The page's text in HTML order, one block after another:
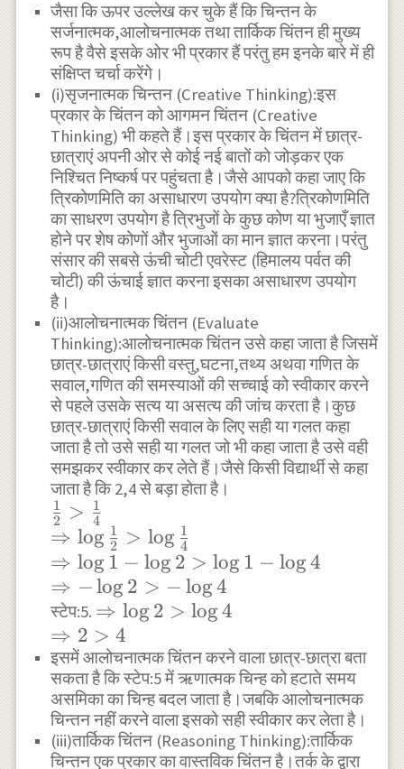
जैसा कि ऊपर उल्लेख कर चुके हैं कि चिन्तन के
सर्जनात्मक,आलोचनात्मक तथा तार्किक चिंतन ही मुख्य
रूप है वैसे इसके ओर भी प्रकार हैं परंतु हम इनके बारे में ही
संक्षिप्त चर्चा करेंगे।
(i)सृजनात्मक चिन्तन (Creative Thinking):इस
प्रकार के चिंतन को आगमन चिंतन (Creative
Thinking) भी कहते हैं।इस प्रकार के चिंतन में छात्र-
छात्राएं अपनी ओर से कोई नई बातों को जोड़कर एक
निश्चित निष्कर्ष पर पहुंचता है।जैसे आपको कहा जाए कि
त्रिकोणमिति का असाधारण उपयोग क्या है?त्रिकोणमिति
का साधरण उपयोग है त्रिभुजों के कुछ कोण या भुजाएँ ज्ञात
होने पर शेष कोणों और भुजाओं का मान ज्ञात करना।परंतु
संसार की सबसे ऊंची चोटी एवरेस्ट (हिमालय पर्वत की
चोटी) की ऊंचाई ज्ञात करना इसका असाधारण उपयोग
है।
(ii)आलोचनात्मक चिंतन (Evaluate
Thinking):आलोचनात्मक चिंतन उसे कहा जाता है जिसमें
छात्र-छात्राएं किसी वस्तु,घटना,तथ्य अथवा गणित के
सवाल,गणित की समस्याओं की सच्चाई को स्वीकार करने
से पहले उसके सत्य या असत्य की जांच करता है।कुछ
छात्र-छात्राएं किसी सवाल के लिए सही या गलत कहा
जाता है तो उसे सही या गलत जो भी कहा जाता है उसे वही
समझकर स्वीकार कर लेते हैं।जैसे किसी विद्यार्थी से कहा
जाता है कि 2,4 से बड़ा होता है।
\frac{1}
{2}>\frac{1}
{4}
2
1 > 4
1
\Rightarrow
\log\frac{1}
{2}>\log\frac{1}
{4}
⇒ log 2
1 > log 4
1
\Rightarrow
\log{1}-
\log{2}>\log{1}-
\log{4}
⇒ log 1 − log 2 > log 1 − log 4
\Rightarrow
-\log{2}>-
\log{4}
⇒ − log 2 > − log4
स्टेप:5. \Rightarrow
\log{2}>\log{4}
⇒ log 2 > log 4
\Rightarrow
2>4
⇒ 2 > 4
इसमें आलोचनात्मक चिंतन करने वाला छात्र-छात्रा बता
सकता है कि स्टेप:5 में ऋणात्मक चिन्ह को हटाते समय
असमिका का चिन्ह बदल जाता है।जबकि आलोचनात्मक
चिन्तन नहीं करने वाला इसको सही स्वीकार कर लेता है।
(iii)तार्किक चिंतन (Reasoning Thinking):तार्किक
चिन्तन एक प्रकार का वास्तविक चिंतन है।तर्क के द्वारा